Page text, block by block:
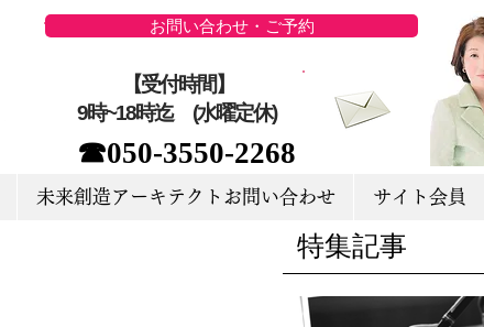
お問い合わせ・ご予約
☎050-3550-2268
【受付時間】
9時~18時迄 (水曜定休)
未来創造アーキテクトお問い合わせ サイト会員
特集記事